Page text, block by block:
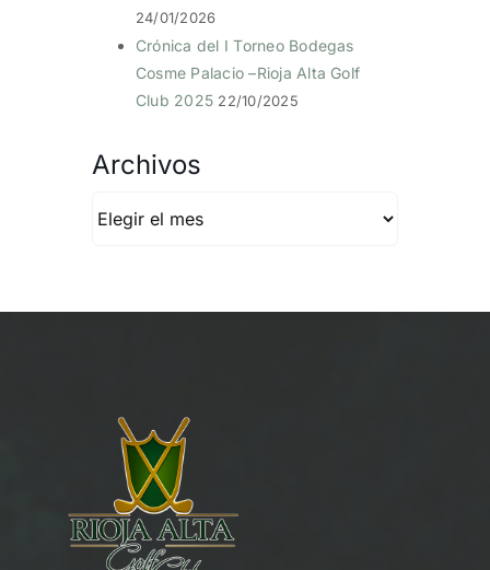
24/01/2026
Crónica del I Torneo Bodegas
Cosme Palacio –Rioja Alta Golf
Club 2025 22/10/2025
Archivos